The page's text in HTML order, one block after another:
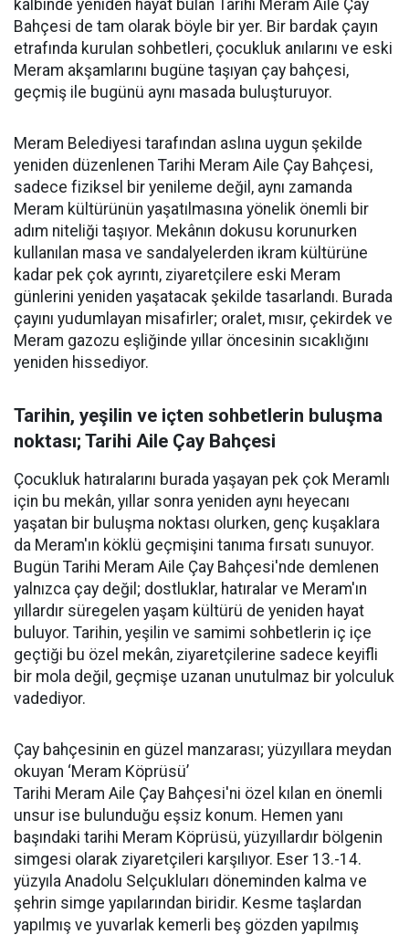
kalbinde yeniden hayat bulan Tarihi Meram Aile Çay
Bahçesi de tam olarak böyle bir yer. Bir bardak çayın
etrafında kurulan sohbetleri, çocukluk anılarını ve eski
Meram akşamlarını bugüne taşıyan çay bahçesi,
geçmiş ile bugünü aynı masada buluşturuyor.
Meram Belediyesi tarafından aslına uygun şekilde
yeniden düzenlenen Tarihi Meram Aile Çay Bahçesi,
sadece fiziksel bir yenileme değil, aynı zamanda
Meram kültürünün yaşatılmasına yönelik önemli bir
adım niteliği taşıyor. Mekânın dokusu korunurken
kullanılan masa ve sandalyelerden ikram kültürüne
kadar pek çok ayrıntı, ziyaretçilere eski Meram
günlerini yeniden yaşatacak şekilde tasarlandı. Burada
çayını yudumlayan misafirler; oralet, mısır, çekirdek ve
Meram gazozu eşliğinde yıllar öncesinin sıcaklığını
yeniden hissediyor.
Tarihin, yeşilin ve içten sohbetlerin buluşma
noktası; Tarihi Aile Çay Bahçesi
Çocukluk hatıralarını burada yaşayan pek çok Meramlı
için bu mekân, yıllar sonra yeniden aynı heyecanı
yaşatan bir buluşma noktası olurken, genç kuşaklara
da Meram'ın köklü geçmişini tanıma fırsatı sunuyor.
Bugün Tarihi Meram Aile Çay Bahçesi'nde demlenen
yalnızca çay değil; dostluklar, hatıralar ve Meram'ın
yıllardır süregelen yaşam kültürü de yeniden hayat
buluyor. Tarihin, yeşilin ve samimi sohbetlerin iç içe
geçtiği bu özel mekân, ziyaretçilerine sadece keyifli
bir mola değil, geçmişe uzanan unutulmaz bir yolculuk
vadediyor.
Çay bahçesinin en güzel manzarası; yüzyıllara meydan
okuyan ‘Meram Köprüsü’
Tarihi Meram Aile Çay Bahçesi'ni özel kılan en önemli
unsur ise bulunduğu eşsiz konum. Hemen yanı
başındaki tarihi Meram Köprüsü, yüzyıllardır bölgenin
simgesi olarak ziyaretçileri karşılıyor. Eser 13.-14.
yüzyıla Anadolu Selçukluları döneminden kalma ve
şehrin simge yapılarından biridir. Kesme taşlardan
yapılmış ve yuvarlak kemerli beş gözden yapılmış